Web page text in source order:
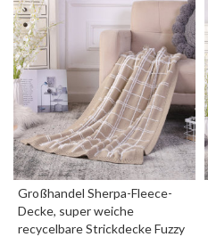
Großhandel Sherpa-Fleece-
Decke, super weiche
recycelbare Strickdecke Fuzzy